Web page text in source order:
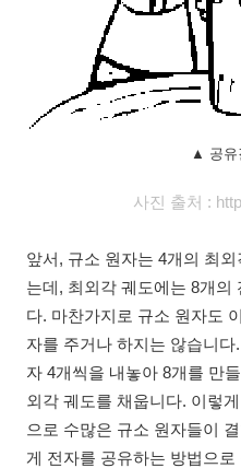
▲ 공유
사진 출처 :
앞서, 규소 원자는 4개의 최
는데, 최외각 궤도에는 8개의
다. 마찬가지로 규소 원자도
자를 주거나 하지는 않습니
자 4개씩을 내놓아 8개를 만
외각 궤도를 채웁니다. 이렇
으로 수많은 규소 원자들이
게 전자를 공유하는 방법으